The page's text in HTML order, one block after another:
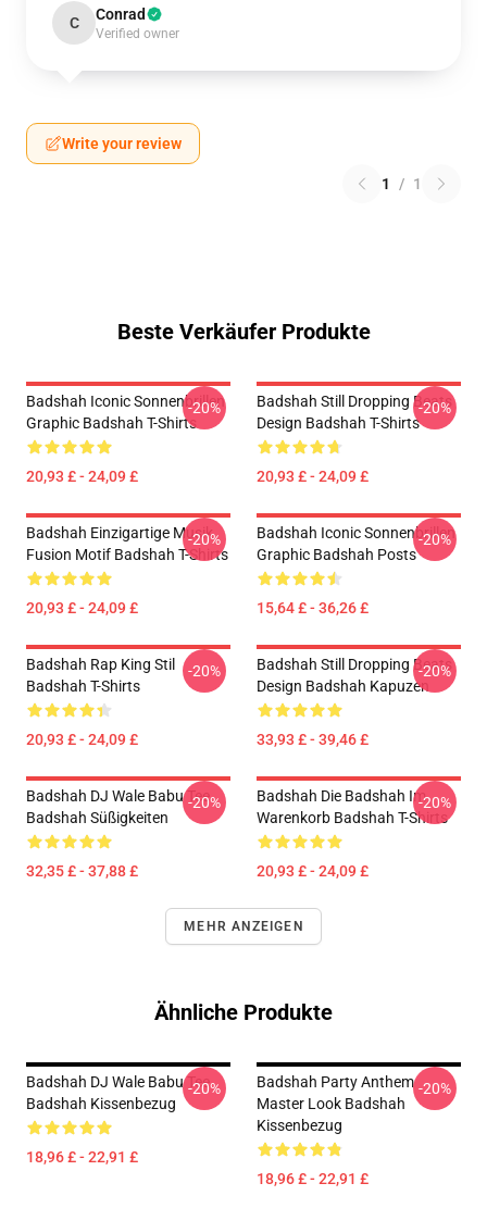
C Conrad
Verified owner
Write your review
1 / 1
Beste Verkäufer Produkte
Badshah Iconic Sonnenbrillen
Graphic Badshah T-Shirts
20,93 £ - 24,09 £
-20%
Badshah Still Dropping Beats
Design Badshah T-Shirts
20,93 £ - 24,09 £
-20%
Badshah Einzigartige Musik
Fusion Motif Badshah T-Shirts
20,93 £ - 24,09 £
-20%
Badshah Iconic Sonnenbrillen
Graphic Badshah Posts
15,64 £ - 36,26 £
-20%
Badshah Rap King Stil
Badshah T-Shirts
20,93 £ - 24,09 £
-20%
Badshah Still Dropping Beats
Design Badshah Kapuzen
33,93 £ - 39,46 £
-20%
Badshah DJ Wale Babu Tee
Badshah Süßigkeiten
32,35 £ - 37,88 £
-20%
Badshah Die Badshah Im
Warenkorb Badshah T-Shirts
20,93 £ - 24,09 £
-20%
MEHR ANZEIGEN
Ähnliche Produkte
Badshah DJ Wale Babu Tee
Badshah Kissenbezug
18,96 £ - 22,91 £
-20%
Badshah Party Anthem
Master Look Badshah
Kissenbezug
18,96 £ - 22,91 £
-20%